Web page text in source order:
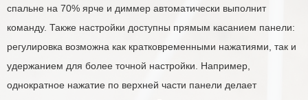
спальне на 70% ярче и диммер автоматически выполнит
команду. Также настройки доступны прямым касанием панели:
регулировка возможна как кратковременными нажатиями, так и
удержанием для более точной настройки. Например,
однократное нажатие по верхней части панели делает